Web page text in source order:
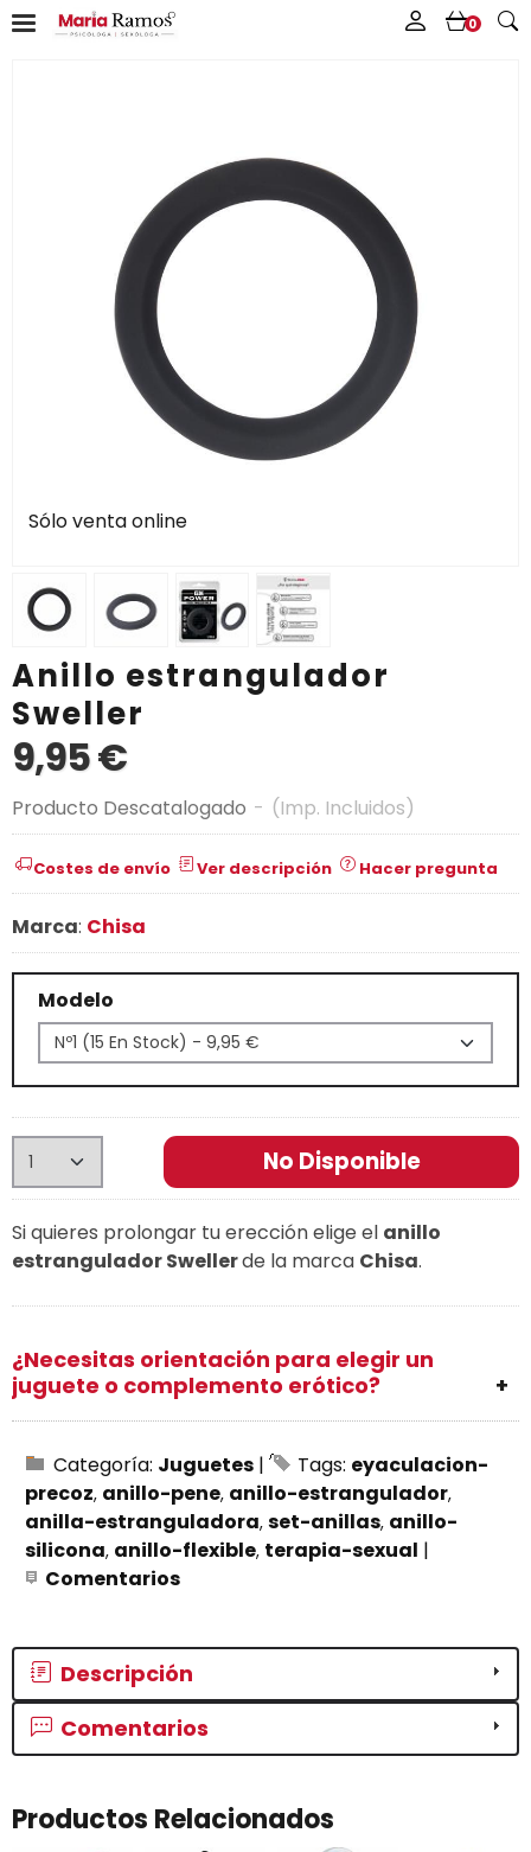
0
Sólo venta online
Anillo estrangulador
Sweller
9,95 €
Producto Descatalogado - (Imp. Incluidos)
Costes de envío Ver descripción Hacer pregunta
Marca: Chisa
Modelo
No Disponible
Si quieres prolongar tu erección elige el anillo
estrangulador Swellerde la marca Chisa.
¿Necesitas orientación para elegir un
juguete o complemento erótico?
Categoría: Juguetes | Tags: eyaculacion-
precoz anillo-pene anillo-estrangulador
anilla-estranguladora set-anillas anillo-
silicona anillo-flexible terapia-sexual |
Comentarios
Descripción
Comentarios
Productos Relacionados